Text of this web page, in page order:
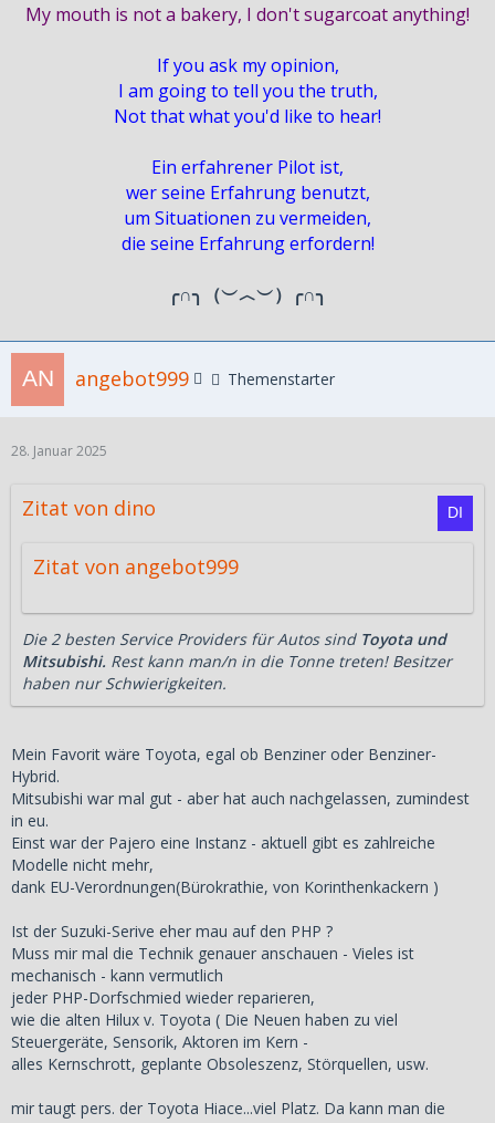
My mouth is not a bakery, I don't sugarcoat anything!
If you ask my opinion,
I am going to tell you the truth,
Not that what you'd like to hear!
Ein erfahrener Pilot ist,
wer seine Erfahrung benutzt,
um Situationen zu vermeiden,
die seine Erfahrung erfordern!
╭∩╮（︶︿︶）╭∩╮
angebot999 Themenstarter
28. Januar 2025
Zitat von dino
Zitat von angebot999
Die 2 besten Service Providers für Autos sind Toyota und
Mitsubishi. Rest kann man/n in die Tonne treten! Besitzer
haben nur Schwierigkeiten.
Mein Favorit wäre Toyota, egal ob Benziner oder Benziner-
Hybrid.
Mitsubishi war mal gut - aber hat auch nachgelassen, zumindest
in eu.
Einst war der Pajero eine Instanz - aktuell gibt es zahlreiche
Modelle nicht mehr,
dank EU-Verordnungen(Bürokrathie, von Korinthenkackern )
Ist der Suzuki-Serive eher mau auf den PHP ?
Muss mir mal die Technik genauer anschauen - Vieles ist
mechanisch - kann vermutlich
jeder PHP-Dorfschmied wieder reparieren,
wie die alten Hilux v. Toyota ( Die Neuen haben zu viel
Steuergeräte, Sensorik, Aktoren im Kern -
alles Kernschrott, geplante Obsoleszenz, Störquellen, usw.
mir taugt pers. der Toyota Hiace...viel Platz. Da kann man die